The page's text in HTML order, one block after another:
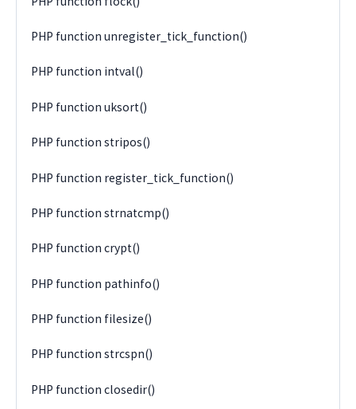
PHP function unregister_tick_function()
PHP function intval()
PHP function uksort()
PHP function stripos()
PHP function register_tick_function()
PHP function strnatcmp()
PHP function crypt()
PHP function pathinfo()
PHP function filesize()
PHP function strcspn()
PHP function closedir()